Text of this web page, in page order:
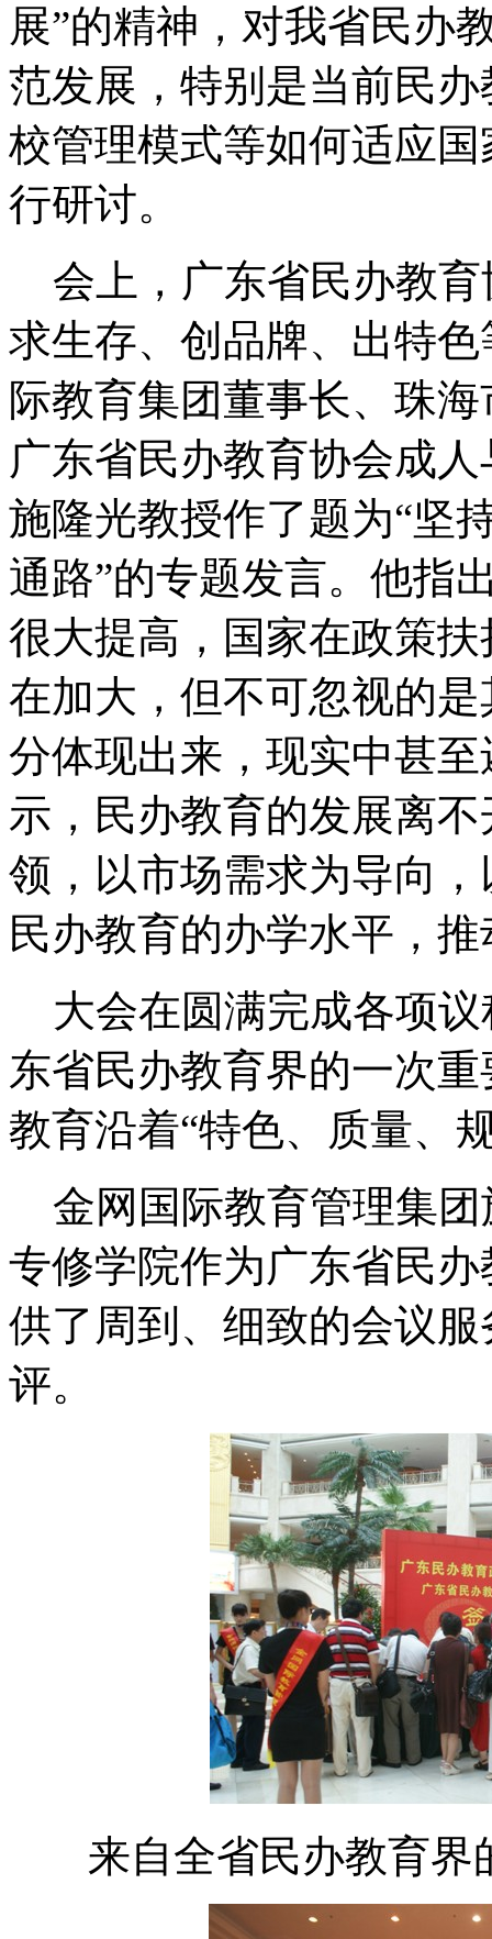
展”的精神，对我省民办
范发展，特别是当前民
校管理模式等如何适应
行研讨。
会上，广东省民办教育
求生存、创品牌、出特
际教育集团董事长、珠
广东省民办教育协会成
施隆光教授作了题为“坚
通路”的专题发言。他指
很大提高，国家在政策
在加大，但不可忽视的
分体现出来，现实中甚
示，民办教育的发展离
领，以市场需求为导向
民办教育的办学水平，
大会在圆满完成各项议
东省民办教育界的一次
教育沿着“特色、质量、
金网国际教育管理集
专修学院作为广东省民
供了周到、细致的会议
评。
来自全省民办教育